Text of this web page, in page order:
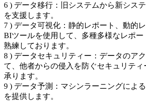
6 ) データ移行：旧システムから新シス
を支援します。
7 ) データ可視化：静的レポート、動的
BIツールを使用して、多種多様なレポー
熟練しております。
8 ) データセキュリティー：データのア
て、他者からの侵入を防ぐセキュリテ
承ります。
9 ) データ予測：マシンラーニングによ
を提供します。